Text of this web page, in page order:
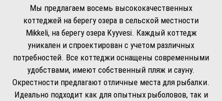
Мы предлагаем восемь высококачественных
коттеджей на берегу озера в сельской местности
Mikkeli, на берегу озера Kyyvesi. Каждый коттедж
уникален и спроектирован с учетом различных
потребностей. Все коттеджи оснащены современными
удобствами, имеют собственный пляж и сауну.
Окрестности предлагают отличные места для рыбалки.
Идеально подходит как для опытных рыболовов, так и